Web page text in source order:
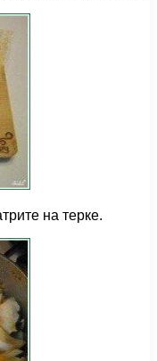
на терке.